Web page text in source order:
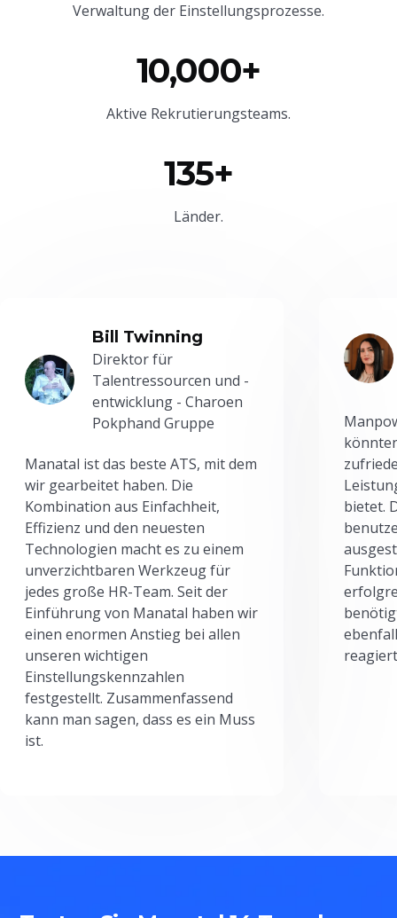
Verwaltung der Einstellungsprozesse.
10,000+
Aktive Rekrutierungsteams.
135+
Länder.
Bill Twinning
Direktor für
Talentressourcen und -
entwicklung - Charoen
Pokphand Gruppe
Manatal ist das beste ATS, mit dem
wir gearbeitet haben. Die
Kombination aus Einfachheit,
Effizienz und den neuesten
Technologien macht es zu einem
unverzichtbaren Werkzeug für
jedes große HR-Team. Seit der
Einführung von Manatal haben wir
einen enormen Anstieg bei allen
unseren wichtigen
Einstellungskennzahlen
festgestellt. Zusammenfassend
kann man sagen, dass es ein Muss
ist.
bietet.